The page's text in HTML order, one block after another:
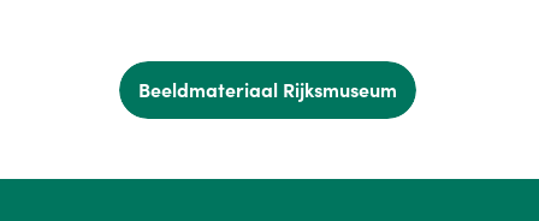
Beeldmateriaal Rijksmuseum